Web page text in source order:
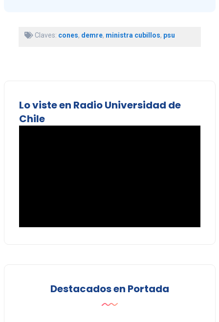
Claves: cones, demre, ministra cubillos, psu
Lo viste en Radio Universidad de
Chile
Destacados en Portada